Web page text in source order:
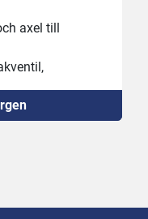
axel till
: bredd